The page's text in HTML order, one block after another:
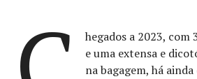
hegados a 2023, com
e uma extensa e
na bagagem, há